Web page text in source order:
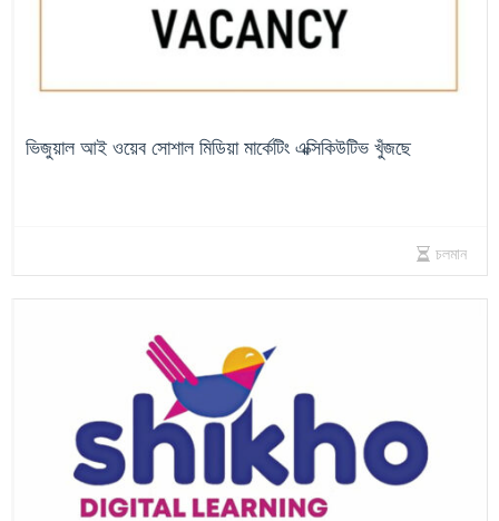
ভিজুয়াল আই ওয়েব সোশাল মিডিয়া মার্কেটিং এক্সিকিউটিভ খুঁজছে
চলমান